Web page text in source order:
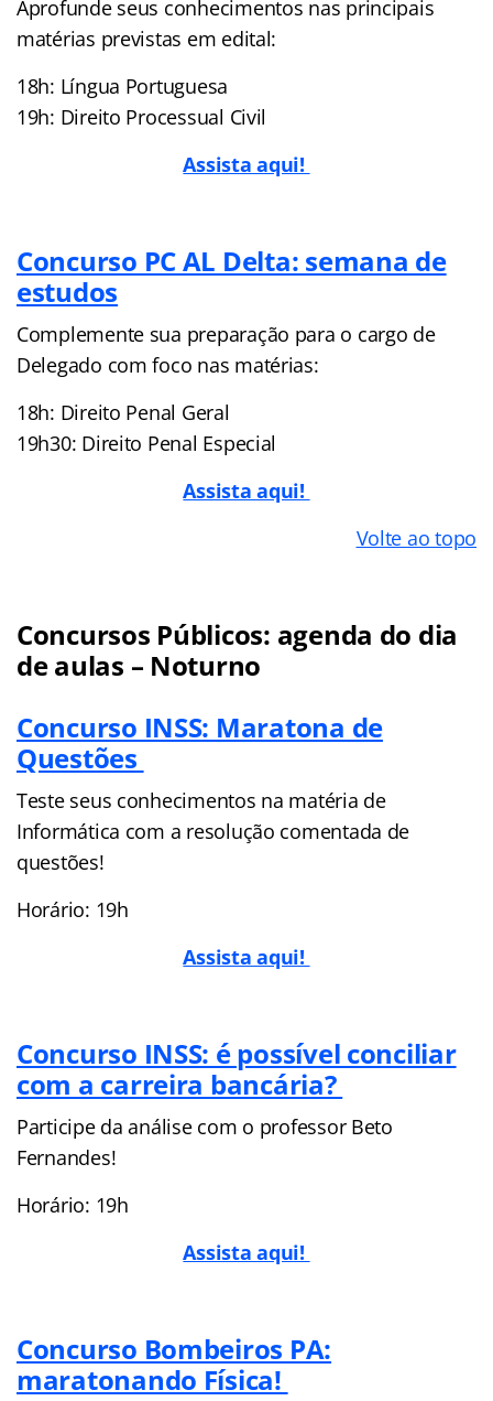
Aprofunde seus conhecimentos nas principais
matérias previstas em edital:
18h: Língua Portuguesa
19h: Direito Processual Civil
Assista aqui!
Concurso PC AL Delta: semana de
estudos
Complemente sua preparação para o cargo de
Delegado com foco nas matérias:
18h: Direito Penal Geral
19h30: Direito Penal Especial
Assista aqui!
Volte ao topo
Concursos Públicos: agenda do dia
de aulas – Noturno
Concurso INSS: Maratona de
Questões
Teste seus conhecimentos na matéria de
Informática com a resolução comentada de
questões!
Horário: 19h
Assista aqui!
Concurso INSS: é possível conciliar
com a carreira bancária?
Participe da análise com o professor Beto
Fernandes!
Horário: 19h
Assista aqui!
Concurso Bombeiros PA:
maratonando Física!